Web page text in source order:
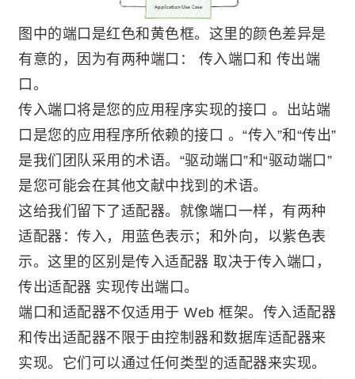
图中的端口是红色和黄色框。这里的颜色差异是
有意的，因为有两种端口： 传入端口和 传出端
口。
传入端口将是您的应用程序实现的接口 。出站端
口是您的应用程序所依赖的接口 。“传入”和“传出”
是我们团队采用的术语。“驱动端口”和“驱动端口”
是您可能会在其他文献中找到的术语。
这给我们留下了适配器。就像端口一样，有两种
适配器：传入，用蓝色表示；和外向，以紫色表
示。这里的区别是传入适配器 取决于传入端口，
传出适配器 实现传出端口。
端口和适配器不仅适用于 Web 框架。传入适配器
和传出适配器不限于由控制器和数据库适配器来
实现。它们可以通过任何类型的适配器来实现。